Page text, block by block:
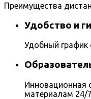
Преимущества
Удобство и
Удобный график
Инновационная
материалам 24/